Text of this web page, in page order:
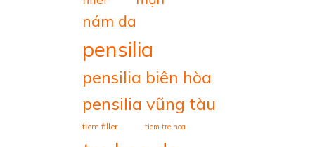
nám da
pensilia
pensilia biên hòa
pensilia vũng tàu
tiem filler tiem tre hoa